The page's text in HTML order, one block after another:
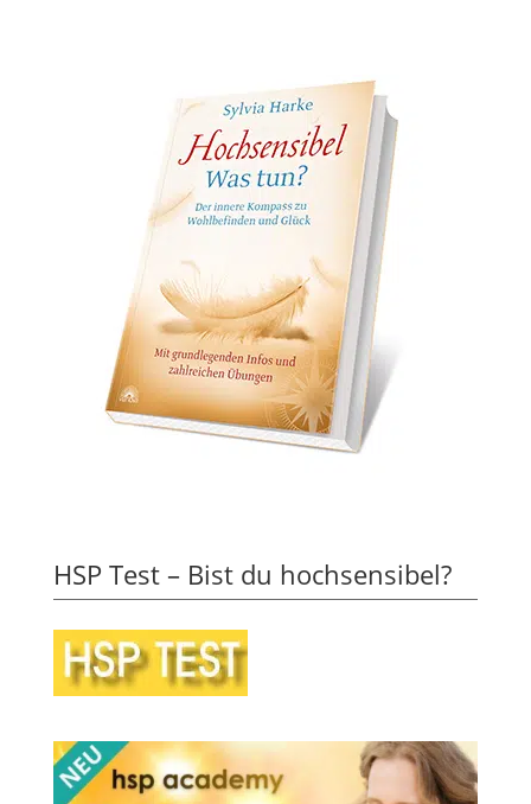
HSP Test – Bist du hochsensibel?